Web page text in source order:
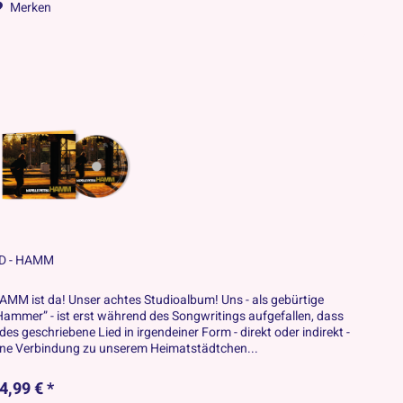
Merken
- HAMM
ist da! Unser achtes Studioalbum! Uns - als gebürtige
- ist erst während des Songwritings aufgefallen, dass
geschriebene Lied in irgendeiner Form - direkt oder indirekt -
Verbindung zu unserem Heimatstädtchen...
€ *